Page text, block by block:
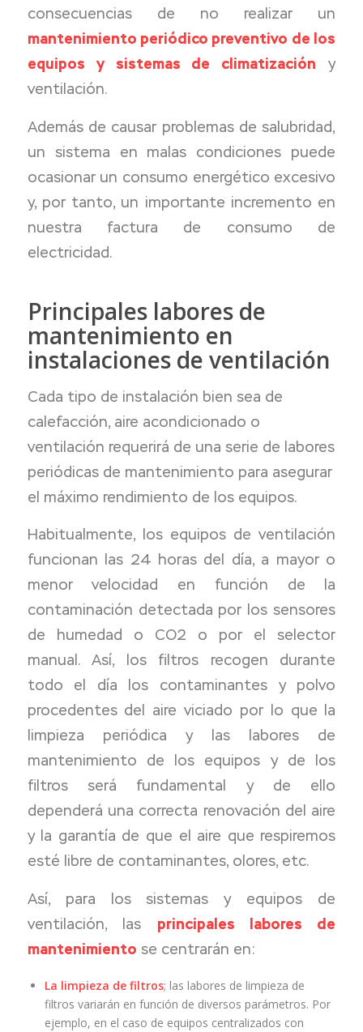
consecuencias de no realizar un
mantenimiento periódico preventivo de los
equipos y sistemas de climatización y
ventilación.
Además de causar problemas de salubridad,
un sistema en malas condiciones puede
ocasionar un consumo energético excesivo
y, por tanto, un importante incremento en
nuestra factura de consumo de
electricidad.
Principales labores de
mantenimiento en
instalaciones de ventilación
Cada tipo de instalación bien sea de
calefacción, aire acondicionado o
ventilación requerirá de una serie de labores
periódicas de mantenimiento para asegurar
el máximo rendimiento de los equipos.
Habitualmente, los equipos de ventilación
funcionan las 24 horas del día, a mayor o
menor velocidad en función de la
contaminación detectada por los sensores
de humedad o CO2 o por el selector
manual. Así, los filtros recogen durante
todo el día los contaminantes y polvo
procedentes del aire viciado por lo que la
limpieza periódica y las labores de
mantenimiento de los equipos y de los
filtros será fundamental y de ello
dependerá una correcta renovación del aire
y la garantía de que el aire que respiremos
esté libre de contaminantes, olores, etc.
Así, para los sistemas y equipos de
ventilación, las principales labores de
mantenimiento se centrarán en:
La limpieza de filtros; las labores de limpieza de
filtros variarán en función de diversos parámetros. Por
ejemplo, en el caso de equipos centralizados con